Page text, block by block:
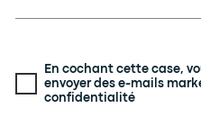
En cochant cette case,
envoyer des e-mails
confidentialité